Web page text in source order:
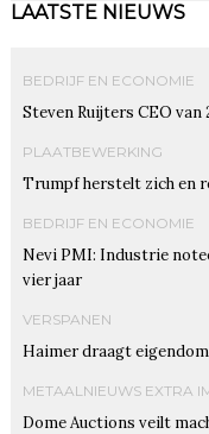
LAATSTE NIEUWS
BEDRIJF EN ECONOMIE
Steven Ruijters CEO
PLAATBEWERKING
Trumpf herstelt zich en
BEDRIJF EN ECONOMIE
Nevi PMI: Industrie
vier jaar
VERSPANEN
Haimer draagt
METAALNIEUWS EXTRA
Dome Auctions veilt